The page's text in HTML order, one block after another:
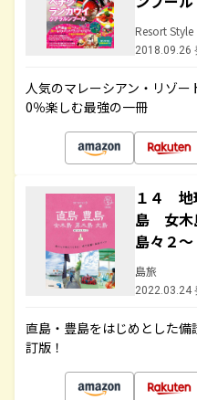
Resort Style
2018.09.26
人気のマレーシアン・リゾ
0％楽しむ最強の一冊
１４
島 女木
島々２
島旅
2022.03.24
直島・豊島をはじめとした
訂版！